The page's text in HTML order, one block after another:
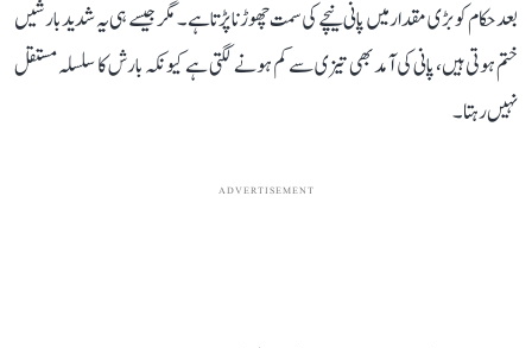
بعد حکام کو بڑی مقدار میں پانی نیچے کی سمت چھوڑنا پڑتا ہے۔ مگر جیسے ہی یہ شدید بارشیں
ختم ہوتی ہیں، پانی کی آمد بھی تیزی سے کم ہونے لگتی ہے کیونکہ بارش کا سلسلہ مستقل
نہیں رہتا۔
ADVERTISEMENT